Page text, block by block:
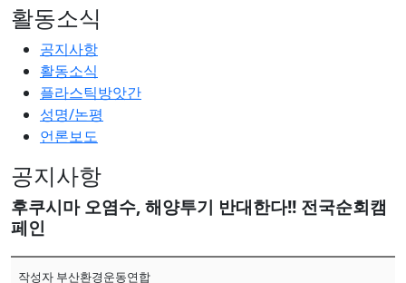
활동소식
공지사항
활동소식
플라스틱방앗간
성명/논평
언론보도
공지사항
후쿠시마 오염수, 해양투기 반대한다!! 전국순회캠
페인
작성자 부산환경운동연합